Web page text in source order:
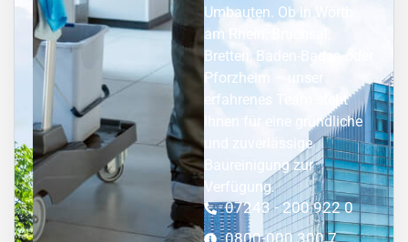
Umbauten. Ob in
am Rhein
Bretten, Baden-Baden oder
Pforzheim – unser
erfahrenes Team steht
Ihnen für eine gründliche
und zuverlässige
Baureinigung zur
Verfügung.
07243 - 200 922 0